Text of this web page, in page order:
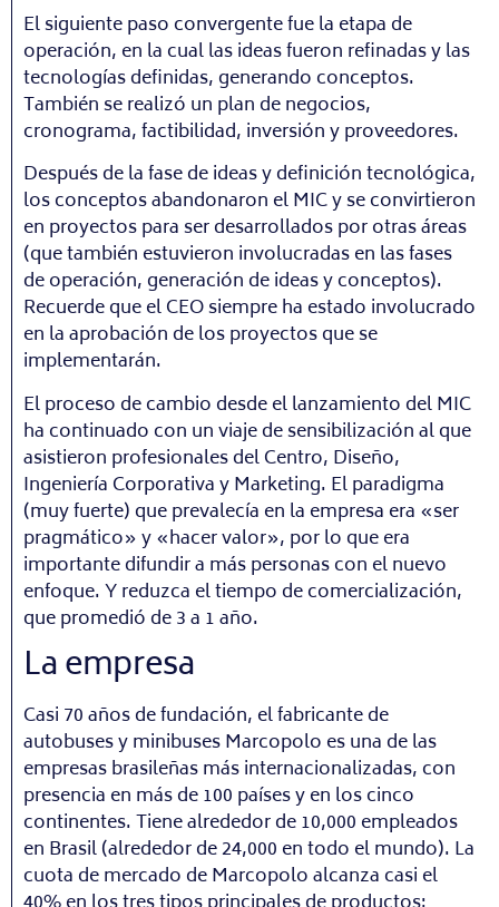
El siguiente paso convergente fue la etapa de
operación, en la cual las ideas fueron refinadas y las
tecnologías definidas, generando conceptos.
También se realizó un plan de negocios,
cronograma, factibilidad, inversión y proveedores.
Después de la fase de ideas y definición tecnológica,
los conceptos abandonaron el MIC y se convirtieron
en proyectos para ser desarrollados por otras áreas
(que también estuvieron involucradas en las fases
de operación, generación de ideas y conceptos).
Recuerde que el CEO siempre ha estado involucrado
en la aprobación de los proyectos que se
implementarán.
El proceso de cambio desde el lanzamiento del MIC
ha continuado con un viaje de sensibilización al que
asistieron profesionales del Centro, Diseño,
Ingeniería Corporativa y Marketing. El paradigma
(muy fuerte) que prevalecía en la empresa era «ser
pragmático» y «hacer valor», por lo que era
importante difundir a más personas con el nuevo
enfoque. Y reduzca el tiempo de comercialización,
que promedió de 3 a 1 año.
La empresa
Casi 70 años de fundación, el fabricante de
autobuses y minibuses Marcopolo es una de las
empresas brasileñas más internacionalizadas, con
presencia en más de 100 países y en los cinco
continentes. Tiene alrededor de 10,000 empleados
en Brasil (alrededor de 24,000 en todo el mundo). La
cuota de mercado de Marcopolo alcanza casi el